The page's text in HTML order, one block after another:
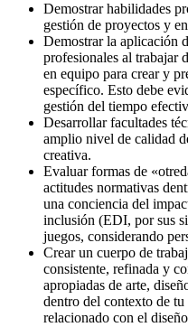
Demostrar habilidades
gestión de proyectos y
Demostrar la aplicación
profesionales al trabajar
en equipo para crear y
específico. Esto debe
gestión del tiempo
Desarrollar facultades
amplio nivel de calidad
creativa.
Evaluar formas de
actitudes normativas
una conciencia del
inclusión (EDI, por sus
juegos, considerando
Crear un cuerpo de
consistente, refinada y
apropiadas de arte,
dentro del contexto de
relacionado con el